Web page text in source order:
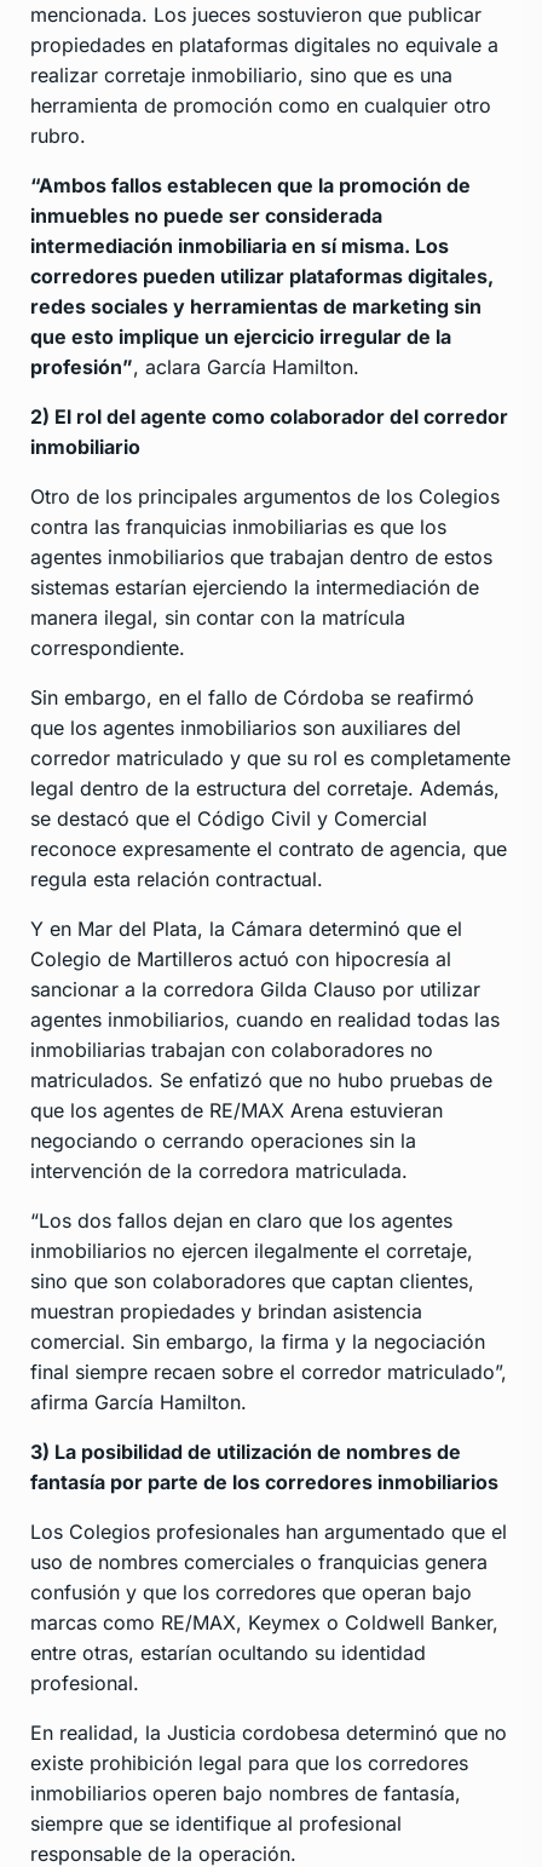
mencionada. Los jueces sostuvieron que publicar
propiedades en plataformas digitales no equivale a
realizar corretaje inmobiliario, sino que es una
herramienta de promoción como en cualquier otro
rubro.
“Ambos fallos establecen que la promoción de
inmuebles no puede ser considerada
intermediación inmobiliaria en sí misma. Los
corredores pueden utilizar plataformas digitales,
redes sociales y herramientas de marketing sin
que esto implique un ejercicio irregular de la
profesión”, aclara García Hamilton.
2) El rol del agente como colaborador del corredor
inmobiliario
Otro de los principales argumentos de los Colegios
contra las franquicias inmobiliarias es que los
agentes inmobiliarios que trabajan dentro de estos
sistemas estarían ejerciendo la intermediación de
manera ilegal, sin contar con la matrícula
correspondiente.
Sin embargo, en el fallo de Córdoba se reafirmó
que los agentes inmobiliarios son auxiliares del
corredor matriculado y que su rol es completamente
legal dentro de la estructura del corretaje. Además,
se destacó que el Código Civil y Comercial
reconoce expresamente el contrato de agencia, que
regula esta relación contractual.
Y en Mar del Plata, la Cámara determinó que el
Colegio de Martilleros actuó con hipocresía al
sancionar a la corredora Gilda Clauso por utilizar
agentes inmobiliarios, cuando en realidad todas las
inmobiliarias trabajan con colaboradores no
matriculados. Se enfatizó que no hubo pruebas de
que los agentes de RE/MAX Arena estuvieran
negociando o cerrando operaciones sin la
intervención de la corredora matriculada.
“Los dos fallos dejan en claro que los agentes
inmobiliarios no ejercen ilegalmente el corretaje,
sino que son colaboradores que captan clientes,
muestran propiedades y brindan asistencia
comercial. Sin embargo, la firma y la negociación
final siempre recaen sobre el corredor matriculado”,
afirma García Hamilton.
3) La posibilidad de utilización de nombres de
fantasía por parte de los corredores inmobiliarios
Los Colegios profesionales han argumentado que el
uso de nombres comerciales o franquicias genera
confusión y que los corredores que operan bajo
marcas como RE/MAX, Keymex o Coldwell Banker,
entre otras, estarían ocultando su identidad
profesional.
En realidad, la Justicia cordobesa determinó que no
existe prohibición legal para que los corredores
inmobiliarios operen bajo nombres de fantasía,
siempre que se identifique al profesional
responsable de la operación.